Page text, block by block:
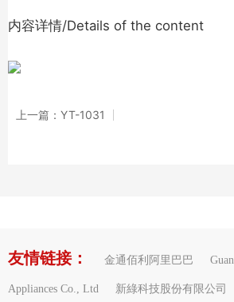
内容详情/Details of the content
上一篇：YT-1031
友情链接： 金通佰利阿里巴巴
Appliances Co., Ltd 新綠科技股份有限公司